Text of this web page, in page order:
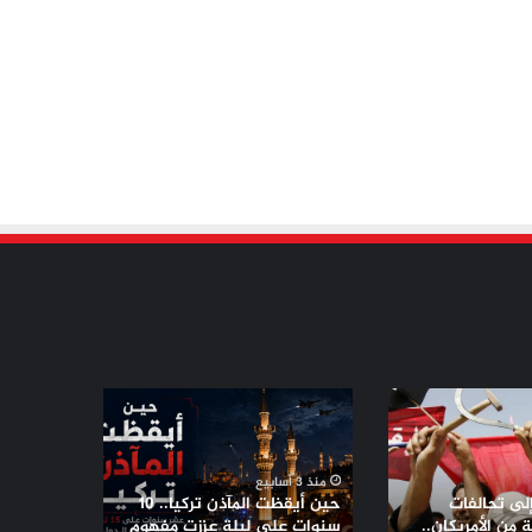
تحالفات
من الأمريكان..
حين
أيقظت
المآذن
تركيا..
10
سنوات
منذ 3 أسابيع
حين أيقظت المآذن تركيا.. 10
سنوات على ليلة عززت مفهوم